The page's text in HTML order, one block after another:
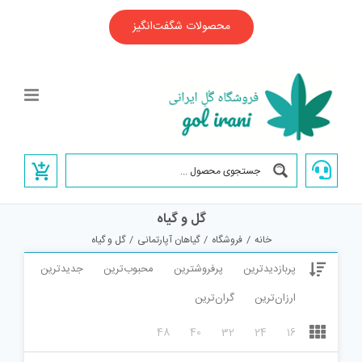
محصولات شگفت‌انگیز
گل و گیاه
خانه / فروشگاه / گیاهان آپارتمانی / گل و گیاه
پربازدیدترین پرفروشترین محبوب‌ترین
جدیدترین
ارزان‌ترین
گران‌ترین
16
24
32
40
48